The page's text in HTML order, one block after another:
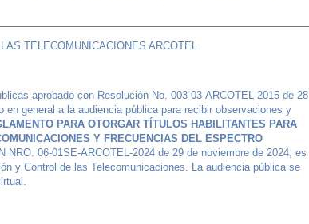
TELECOMUNICACIONES ARCOTEL
aprobado con Resolución No. 003-03-ARCOTEL-2015 de 28
general a la audiencia pública para recibir observaciones y
PARA OTORGAR TÍTULOS HABILITANTES PARA
Y FRECUENCIAS DEL ESPECTRO
NRO. 06-01SE-ARCOTEL-2024 de 29 de noviembre de 2024, es
y Control de las Telecomunicaciones. La audiencia pública se